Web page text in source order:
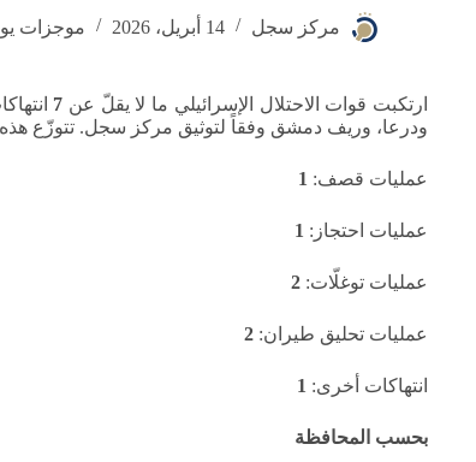
مركز سجل 14 أبريل، 2026 موجزات
ارتكبت قوات الاحتلال الإسرائيلي ما لا يقلّ عن 7
ودرعا، وريف دمشق وفقاً لتوثيق مركز سجل. تتوزّع هذه
عمليات قصف: 1
عمليات احتجاز: 1
عمليات توغلّات: 2
عمليات تحليق طيران: 2
انتهاكات أخرى:
بحسب المحافظة